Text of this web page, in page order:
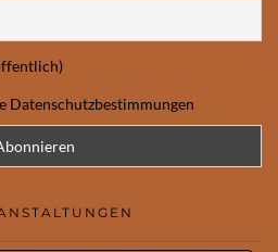
Datenschutzbestimmungen